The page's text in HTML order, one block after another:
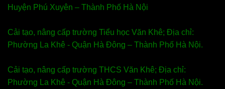
Huyện Phú Xuyên – Thành Phố Hà Nội
Cải tạo, nâng cấp trường Tiểu học Văn Khê; Địa chỉ:
Phường La Khê - Quận Hà Đông – Thành Phố Hà Nội.
Cải tạo, nâng cấp trường THCS Văn Khê; Địa chỉ:
Phường La Khê - Quận Hà Đông – Thành Phố Hà Nội.